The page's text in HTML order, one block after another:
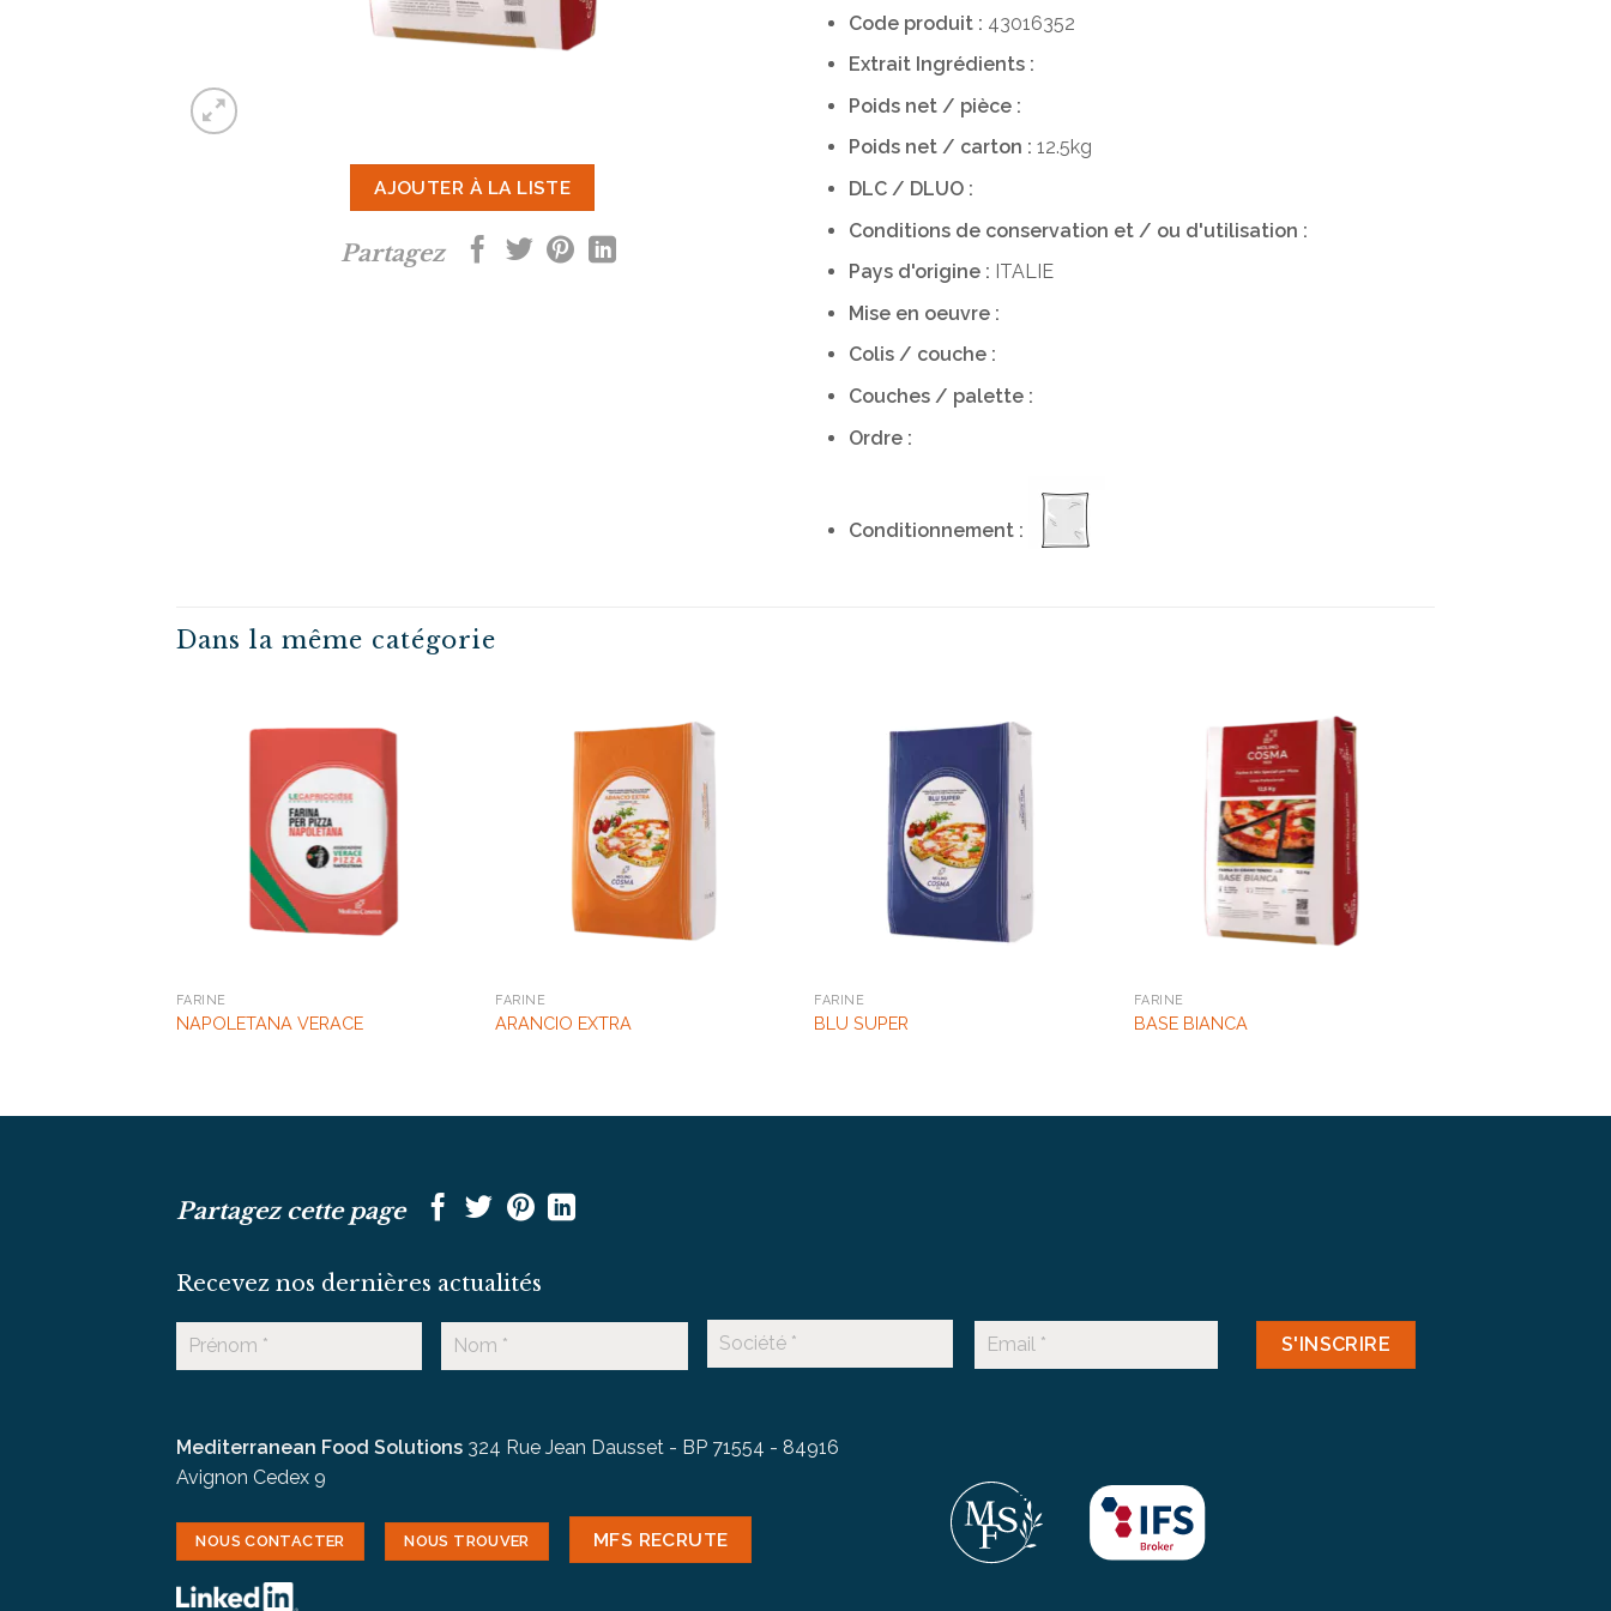
AJOUTER À LA LISTE
Partagez
Code produit : 43016352
Extrait Ingrédients :
Poids net / pièce :
Poids net / carton : 12.5kg
DLC / DLUO :
Conditions de conservation et / ou d'utilisation :
Pays d'origine : ITALIE
Mise en oeuvre :
Colis / couche :
Couches / palette :
Ordre :
Conditionnement :
Dans la même catégorie
FARINE
NAPOLETANA VERACE
FARINE
ARANCIO EXTRA
FARINE
BLU SUPER
FARINE
BASE BIANCA
Partagez cette page
Recevez nos dernières actualités
Mediterranean Food Solutions 324 Rue Jean Dausset - BP 71554 - 84916
Avignon Cedex 9
NOUS CONTACTER NOUS TROUVER MFS RECRUTE